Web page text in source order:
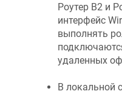
Роутер B2 и
интерфейс
выполнять
удаленных
В локальной